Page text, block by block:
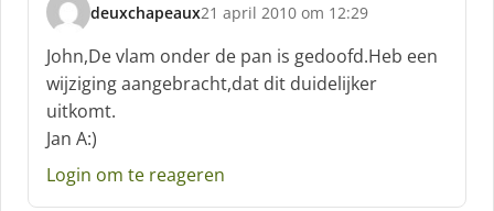
deuxchapeaux
s
c
h
r
e
e
:
21 april 2010 om 12:29
John,De vlam onder de pan is gedoofd.Heb een
wijziging aangebracht,dat dit duidelijker
uitkomt.
Jan A:)
Login om te reageren